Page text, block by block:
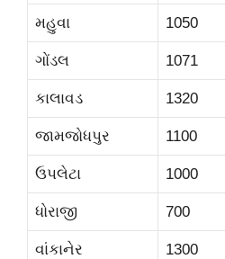
મહુવા 1050
ગોંડલ 1071
કાલાવડ 1320
જામજોધપુર 1100
ઉપલેટા 1000
ધોરાજી 700
વાંકાનેર 1300